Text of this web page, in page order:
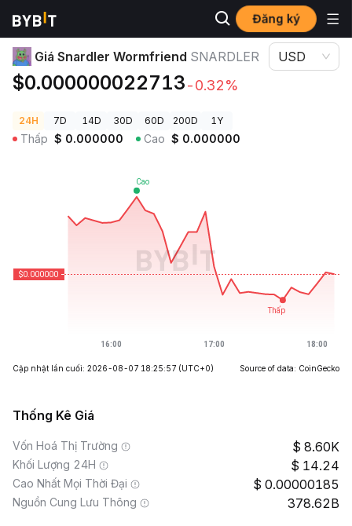
Đăng ký
Giá Tiền Điện Tử Giá Snardler Wormfriend SNARDLER
Giá Snardler Wormfriend SNARDLER
$0.000000022713-0.32%
USD
24H 7D 14D 30D 60D 200D 1Y
Thấp $ 0.000000 Cao $ 0.000000
Cập nhật lần cuối: 2026-08-07 18:25:57 (UTC+0) Source of data: CoinGecko
Thống Kê Giá
Vốn Hoá Thị Trường 8.60K
Khối Lượng 24H 14.24
Cao Nhất Mọi Thời Đại 0.00000185
Nguồn Cung Lưu Thông 378.62B